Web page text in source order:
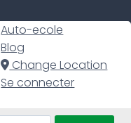
Auto-ecole
Blog
Change Location
Se connecter